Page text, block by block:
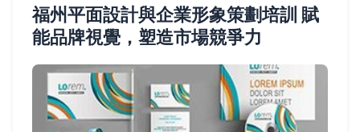
福州平面設計與企業形象策劃培訓 賦
能品牌視覺，塑造市場競爭力